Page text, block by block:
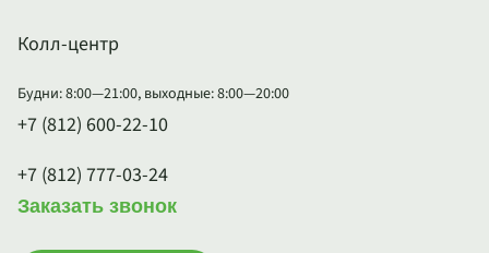
Колл-центр
Будни: 8:00—21:00, выходные: 8:00—20:00
+7 (812) 600-22-10
+7 (812) 777-03-24
Заказать звонок